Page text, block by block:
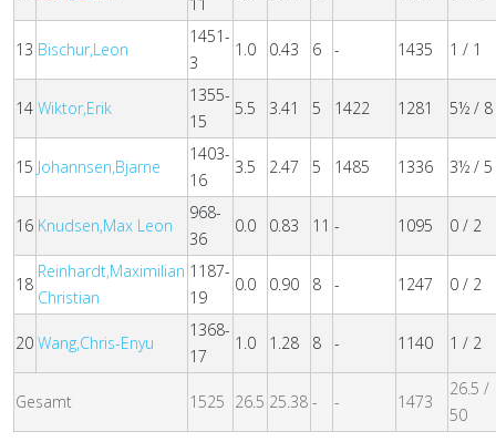
13 Bischur,Leon
1451-
3
1.0 0.43 6 - 1435 1 / 1
14 Wiktor,Erik
1355-
15
5.5 3.41 5 1422 1281 5½ / 8
15 Johannsen,Bjarne
1403-
16
3.5 2.47 5 1485 1336 3½ / 5
16 Knudsen,Max Leon
968-
36
0.0 0.83 11 - 1095 0 / 2
18
Reinhardt,Maximilian
Christian
1187-
19
0.0 0.90 8 - 1247 0 / 2
20 Wang,Chris-Enyu
1368-
17
1.0 1.28 8 - 1140 1 / 2
Gesamt 1525 26.5 25.38 - - 1473
26.5 /
50